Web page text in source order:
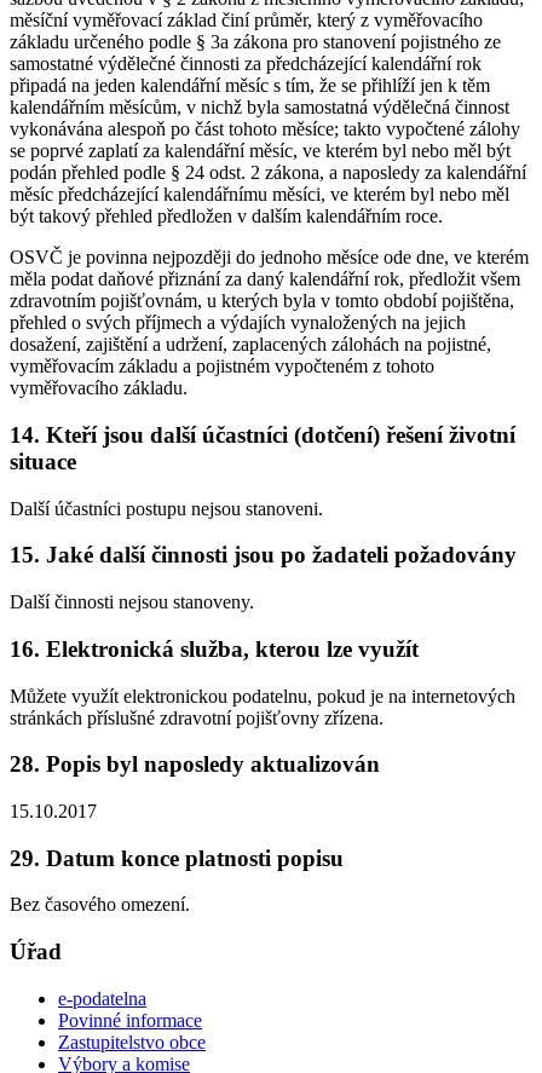
měsíční vyměřovací základ činí průměr, který z vyměřovacího
základu určeného podle § 3a zákona pro stanovení pojistného ze
samostatné výdělečné činnosti za předcházející kalendářní rok
připadá na jeden kalendářní měsíc s tím, že se přihlíží jen k těm
kalendářním měsícům, v nichž byla samostatná výdělečná činnost
vykonávána alespoň po část tohoto měsíce; takto vypočtené zálohy
se poprvé zaplatí za kalendářní měsíc, ve kterém byl nebo měl být
podán přehled podle § 24 odst. 2 zákona, a naposledy za kalendářní
měsíc předcházející kalendářnímu měsíci, ve kterém byl nebo měl
být takový přehled předložen v dalším kalendářním roce.
OSVČ je povinna nejpozději do jednoho měsíce ode dne, ve kterém
měla podat daňové přiznání za daný kalendářní rok, předložit všem
zdravotním pojišťovnám, u kterých byla v tomto období pojištěna,
přehled o svých příjmech a výdajích vynaložených na jejich
dosažení, zajištění a udržení, zaplacených zálohách na pojistné,
vyměřovacím základu a pojistném vypočteném z tohoto
vyměřovacího základu.
14. Kteří jsou další účastníci (dotčení) řešení životní
situace
Další účastníci postupu nejsou stanoveni.
15. Jaké další činnosti jsou po žadateli požadovány
Další činnosti nejsou stanoveny.
16. Elektronická služba, kterou lze využít
Můžete využít elektronickou podatelnu, pokud je na internetových
stránkách příslušné zdravotní pojišťovny zřízena.
28. Popis byl naposledy aktualizován
15.10.2017
29. Datum konce platnosti popisu
Bez časového omezení.
Úřad
e-podatelna
Povinné informace
Zastupitelstvo obce
Výbory a komise